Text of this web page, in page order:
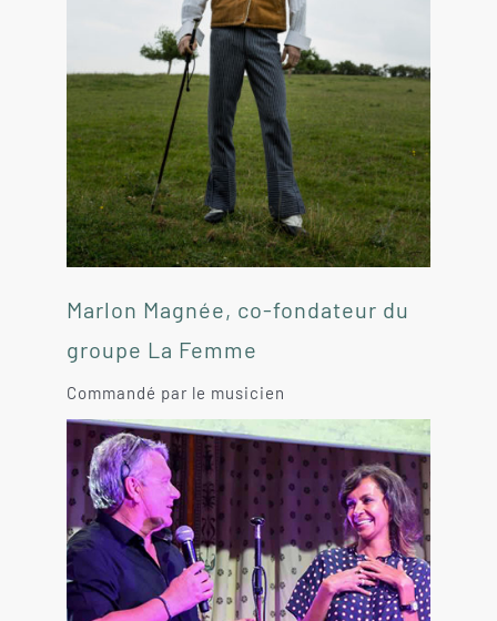
Marlon Magnée, co-fondateur du
groupe La Femme
Commandé par le musicien